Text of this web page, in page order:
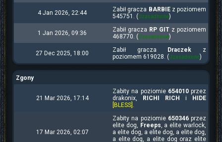
4 Jan 2026, 22:44 Zabił gracza BARBIEz poziomem
545751. ( Uzasadnione)
1 Jan 2026, 09:36 Zabił gracza RP GIT z poziomem
468770. ( Uzasadnione)
27 Dec 2025, 18:00 Zabił gracza Draczek z
poziomem 619028. ( Uzasadnione)
Zgony
21 Mar 2026, 17:14
Zabity na poziomie 654010przez
drakonix,
RICHI RICH i
HIDE
[BLESS] .
17 Mar 2026, 02:07
Zabity na poziomie 650346przez
elite dog, Freeps, a elite warlock,
a elite dog, a elite dog, a elite dog,
a elite dog, a elite dog oraz elite